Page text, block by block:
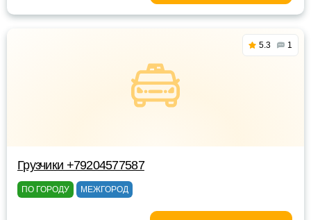
5.3 1
Грузчики +79204577587
ПО ГОРОДУ МЕЖГОРОД